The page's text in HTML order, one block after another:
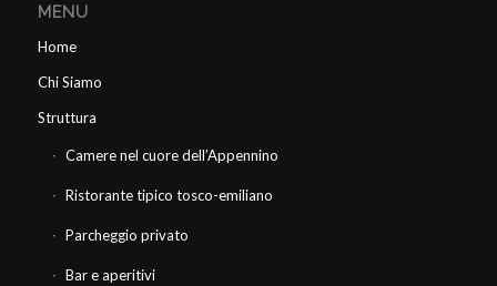
MENU
Home
Chi Siamo
Struttura
Camere nel cuore dell’Appennino
Ristorante tipico tosco-emiliano
Parcheggio privato
Bar e aperitivi